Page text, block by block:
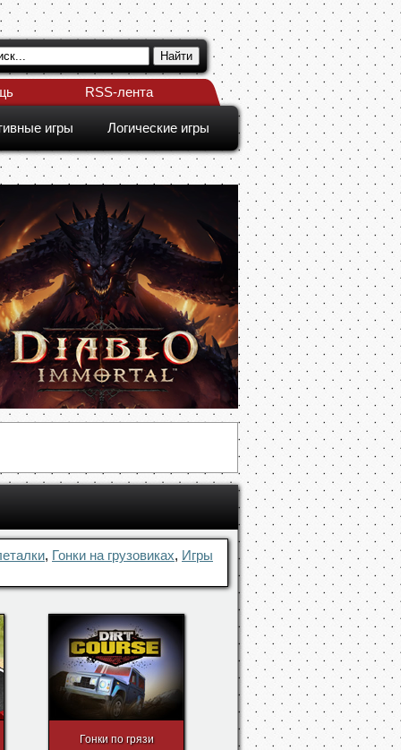
RSS-лента
игры Логические игры
, Гонки на грузовиках, Игры
Гонки по грязи